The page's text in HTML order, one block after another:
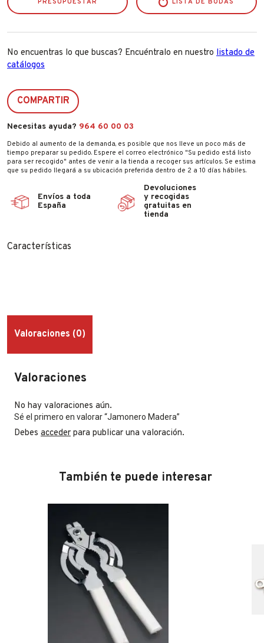
No encuentras lo que buscas? Encuéntralo en nuestro listado de
catálogos
COMPARTIR
Necesitas ayuda? 964 60 00 03
Debido al aumento de la demanda, es posible que nos lleve un poco más de
tiempo preparar su pedido. Espere el correo electrónico "Su pedido está listo
para ser recogido" antes de venir a la tienda a recoger sus artículos. Se estima
que su pedido llegará a su ubicación preferida dentro de 2 a 10 días hábiles.
Envíos a toda
España
Devoluciones
y recogidas
gratuitas en
tienda
Características
Valoraciones (0)
Valoraciones
No hay valoraciones aún.
Sé el primero en valorar “Jamonero Madera”
Debes acceder para publicar una valoración.
También te puede interesar